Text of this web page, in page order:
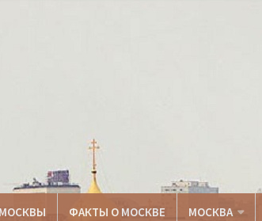
ФАКТЫ О МОСКВЕ МОСКВА